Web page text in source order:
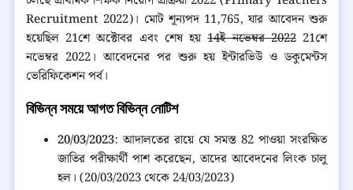
Recruitment 2022)। মোট শূন্যপদ 11,765, যার আবেদন শুরু
হয়েছিল 21শে অক্টোবর এবং শেষ হয়14ই নভেম্বর 202221শে
নভেম্বর 2022। আবেদনের পর শুরু হয় ইন্টারভিউ ও ডকুমেন্টস
ভেরিফিকেশন পর্ব।
বিভিন্ন সময়ে আগত বিভিন্ন নোটিশ
20/03/2023: আদালতের রায়ে যে সমস্ত 82 পাওয়া সংরক্ষিত
জাতির পরীক্ষার্থী পাশ করেছেন, তাদের আবেদনের লিংক চালু
হল। (20/03/2023 থেকে 24/03/2023)